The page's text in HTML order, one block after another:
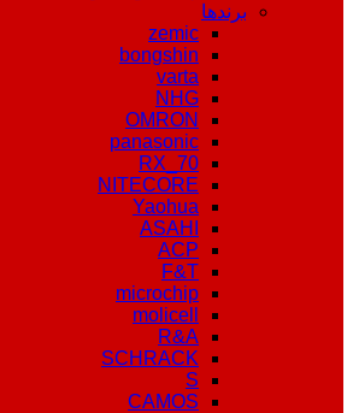
برندها
zemic
bongshin
varta
NHG
OMRON
panasonic
RX_70
NITECORE
Yaohua
ASAHI
ACP
F&T
microchip
molicell
R&A
SCHRACK
S
CAMOS